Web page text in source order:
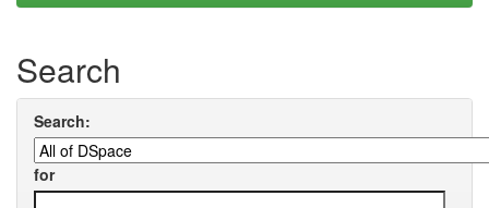
Search
Search:
for